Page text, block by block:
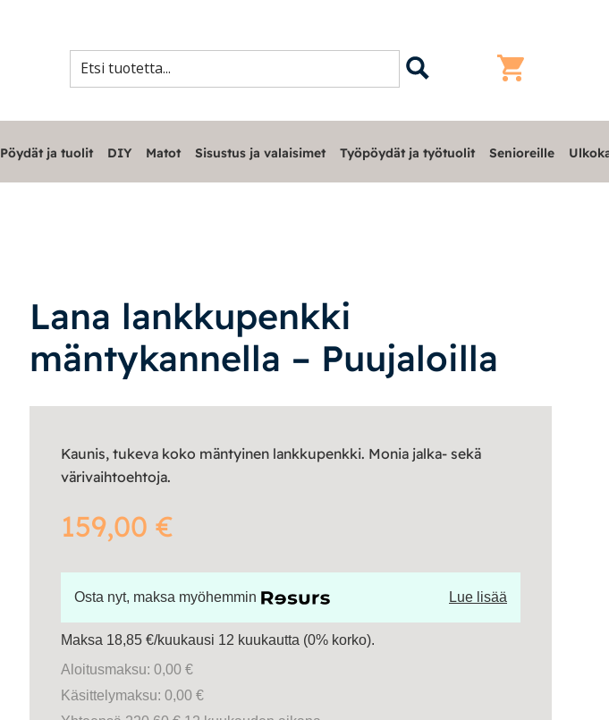
Pöydät ja tuolit DIY Matot Sisustus ja valaisimet Työpöydät ja työtuolit Senioreille
Lana lankkupenkki
mäntykannella – Puujaloilla
Kaunis, tukeva koko mäntyinen lankkupenkki. Monia jalka- sekä
värivaihtoehtoja.
159,00€
Osta nyt, maksa myöhemmin Lue lisää
Maksa 18,85 €/kuukausi 12 kuukautta (0% korko).
Aloitusmaksu: 0,00 €
Käsittelymaksu: 0,00 €